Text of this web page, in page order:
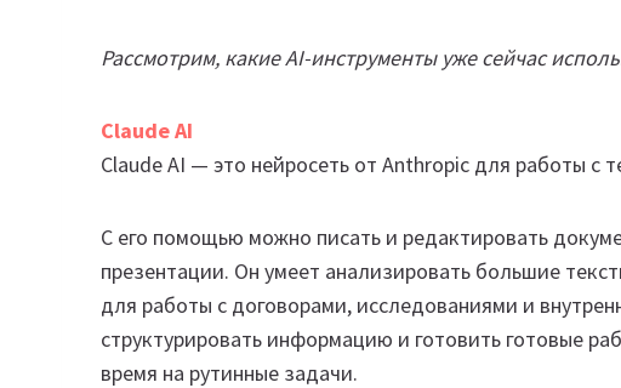
Рассмотрим, какие AI-инструменты уже сейчас
Claude AI
Claude AI — это нейросеть от Anthropic для работы с
С его помощью можно писать и редактировать
презентации. Он умеет анализировать большие
для работы с договорами, исследованиями и
структурировать информацию и готовить готовые
время на рутинные задачи.